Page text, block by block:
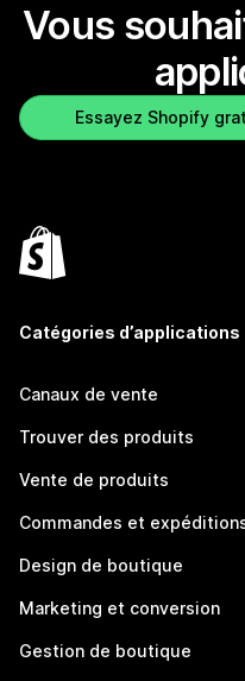
Vous
Essayez Shopify
Catégories d’applications
Canaux de vente
Trouver des produits
Vente de produits
Commandes et
Design de boutique
Marketing et conversion
Gestion de boutique